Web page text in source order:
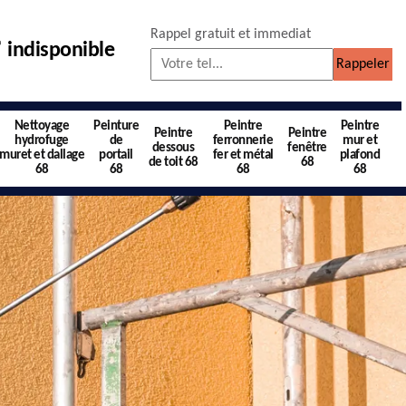
indisponible
Rappel gratuit et immediat
Nettoyage
hydrofuge
muret et dallage
68
Peinture
de
portail
68
Peintre
dessous
de toit 68
Peintre
ferronnerie
fer et métal
68
Peintre
fenêtre
68
Peintre
mur et
plafond
68